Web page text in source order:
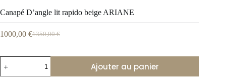
Canapé D’angle lit rapido beige ARIANE
1350,00€
1000,00 €
Ajouter au panier